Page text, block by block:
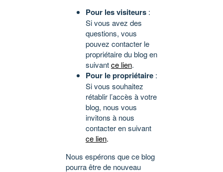
Pour les visiteurs :
Si vous avez des
questions, vous
pouvez contacter le
propriétaire du blog en
suivantce lien.
Pour le propriétaire :
Si vous souhaitez
rétablir l’accès à votre
blog, nous vous
invitons à nous
contacter en suivant
ce lien.
Nous espérons que ce blog
pourra être de nouveau